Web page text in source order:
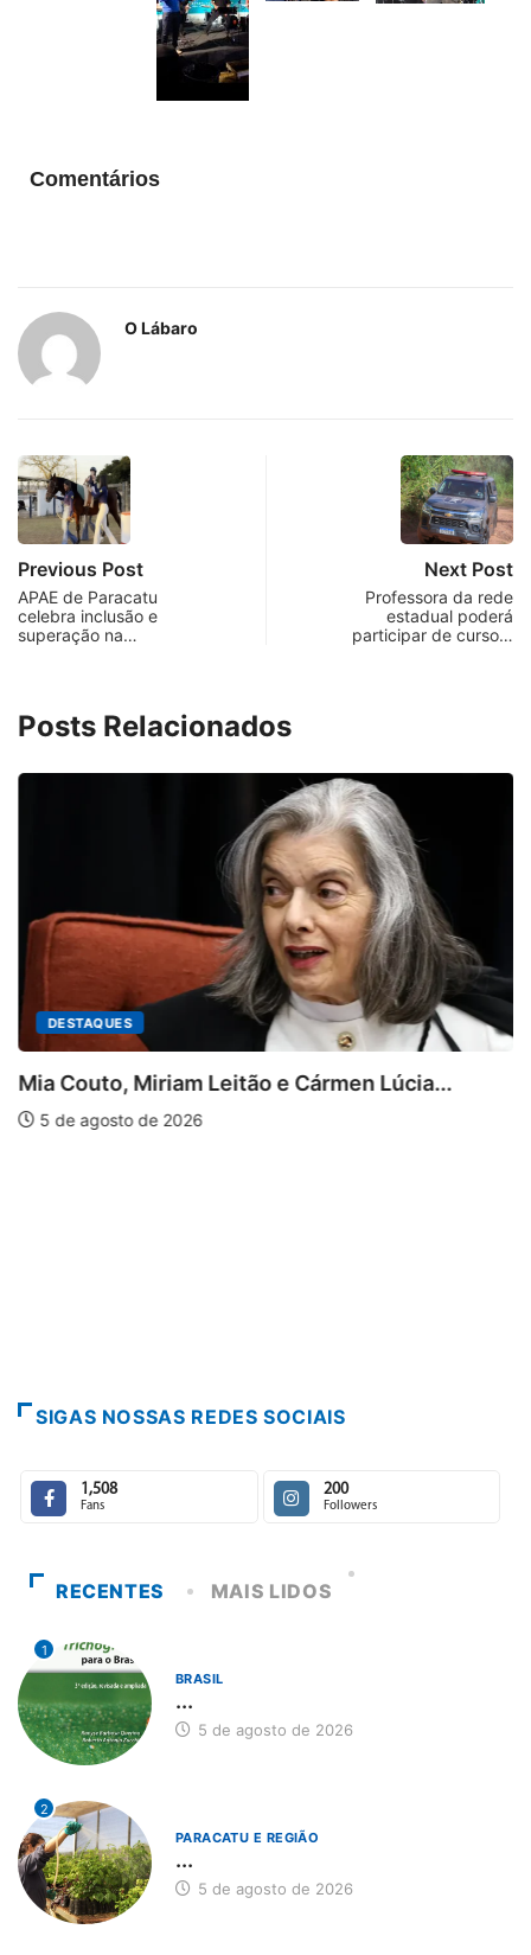
Comentários
O Lábaro
Previous Post
APAE de Paracatu
celebra inclusão e
superação na…
Next Post
Professora da rede
estadual poderá
participar de curso…
Posts Relacionados
DESTAQUES
Mia Couto, Miriam Leitão e Cármen Lúcia...
5 de agosto de 2026
SIGAS NOSSAS REDES SOCIAIS
1,508
Fans
200
Followers
RECENTES MAIS LIDOS
1
BRASIL
...
5 de agosto de 2026
2
PARACATU E REGIÃO
...
5 de agosto de 2026